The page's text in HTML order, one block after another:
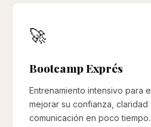
🚀
Bootcamp Exprés
Entrenamiento intensivo para
mejorar su confianza,
comunicación en poco